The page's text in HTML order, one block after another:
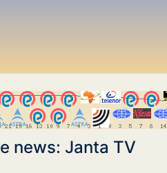
news: Janta TV